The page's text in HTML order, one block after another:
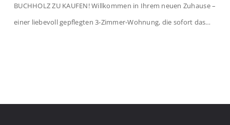
BUCHHOLZ ZU KAUFEN! Willkommen in Ihrem neuen Zuhause –
einer liebevoll gepflegten 3-Zimmer-Wohnung, die sofort das